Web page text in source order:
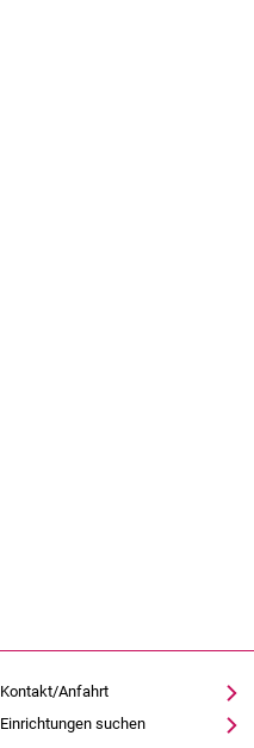
Kontakt/Anfahrt
Einrichtungen suchen